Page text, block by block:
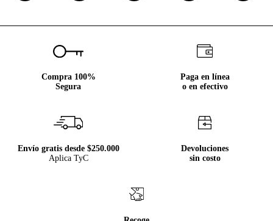
Compra 100%
Segura
Paga en línea
o en efectivo
Envío gratis desde $250.000
Aplica TyC
Devoluciones
sin costo